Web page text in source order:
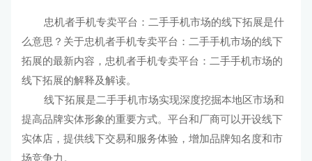
忠机者手机专卖平台：二手手机市场的线下拓展是什
么意思？关于忠机者手机专卖平台：二手手机市场的线下
拓展的最新内容，忠机者手机专卖平台：二手手机市场的
线下拓展的解释及解读。
线下拓展是二手手机市场实现深度挖掘本地区市场和
提高品牌实体形象的重要方式。平台和厂商可以开设线下
实体店，提供线下交易和服务体验，增加品牌知名度和市
场竞争力。